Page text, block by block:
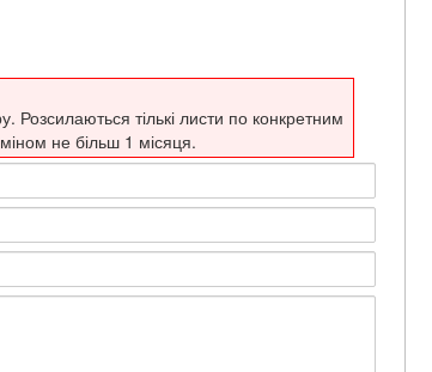
тількі листи по конкретним
не більш 1 місяця.